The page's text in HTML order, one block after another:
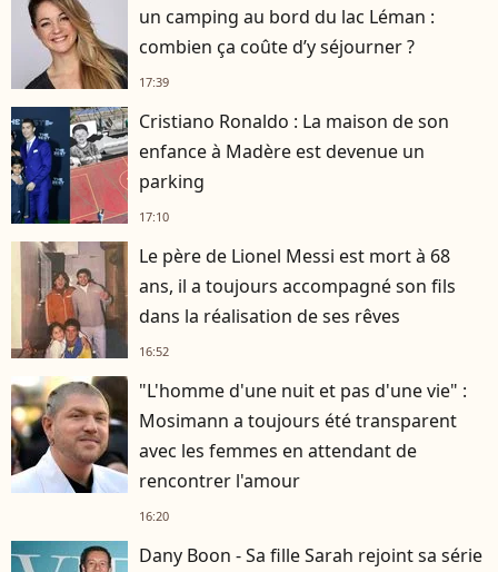
un camping au bord du lac Léman :
combien ça coûte d’y séjourner ?
17:39
Cristiano Ronaldo : La maison de son
enfance à Madère est devenue un
parking
17:10
Le père de Lionel Messi est mort à 68
ans, il a toujours accompagné son fils
dans la réalisation de ses rêves
16:52
"L'homme d'une nuit et pas d'une vie" :
Mosimann a toujours été transparent
avec les femmes en attendant de
rencontrer l'amour
16:20
Dany Boon - Sa fille Sarah rejoint sa série